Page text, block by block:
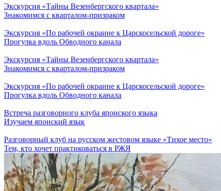
Экскурсия «Тайны Везенбергского квартала»
Знакомимся с кварталом-призраком
Экскурсия «По рабочей окраине к Царскосельской дороге»
Прогулка вдоль Обводного канала
Экскурсия «Тайны Везенбергского квартала»
Знакомимся с кварталом-призраком
Экскурсия «По рабочей окраине к Царскосельской дороге»
Прогулка вдоль Обводного канала
Встреча разговорного клуба японского языка
Изучаем японский язык
Разговорный клуб на русском жестовом языке «Тихое место»
Тем, кто хочет практиковаться в РЖЯ